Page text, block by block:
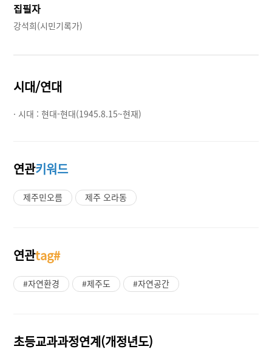
집필자
강석희(시민기록가)
시대/연대
· 시대 :현대-현대(1945.8.15~현재)
연관키워드
제주민오름 제주 오라동
연관tag#
#자연환경 #제주도 #자연공간
초등교과과정연계(개정년도)